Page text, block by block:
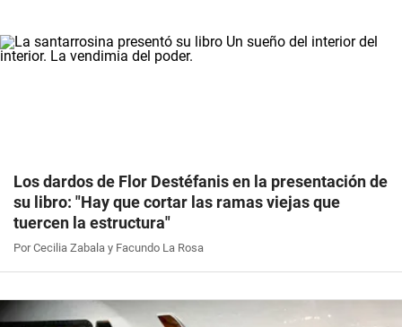
Los dardos de Flor Destéfanis en la presentación de
su libro: "Hay que cortar las ramas viejas que
tuercen la estructura"
Por Cecilia Zabala y Facundo La Rosa